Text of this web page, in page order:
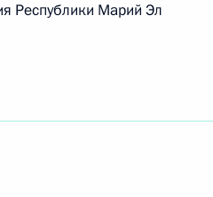
Республики Марий Эл